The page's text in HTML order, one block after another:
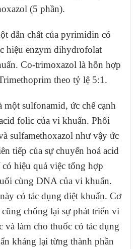
(5 phần).
dẫn chất của pyrimidin có
hiệu enzym dihydrofolat
Co-trimoxazol là hỗn hợp
theo tỷ lệ 5:1.
một sulfonamid, ức chế cạnh
folic của vi khuẩn. Phối
sulfamethoxazol như vậy ức
tiếp của sự chuyển hoá acid
hiệu quả việc tổng hợp
cùng DNA của vi khuẩn.
có tác dụng diệt khuẩn. Cơ
chống lại sự phát triển vi
và làm cho thuốc có tác dụng
kháng lại từng thành phần